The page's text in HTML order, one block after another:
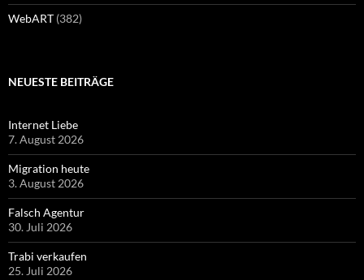
WebART (382)
NEUESTE BEITRÄGE
Internet Liebe
7. August 2026
Migration heute
3. August 2026
Falsch Agentur
30. Juli 2026
Trabi verkaufen
25. Juli 2026